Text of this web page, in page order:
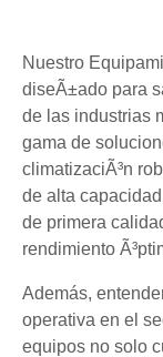
Nuestro
diseÃ±ado para
de las industrias
gama de
climatizaciÃ³n
de alta
de primera
rendimiento
Además,
operativa en el
equipos no solo